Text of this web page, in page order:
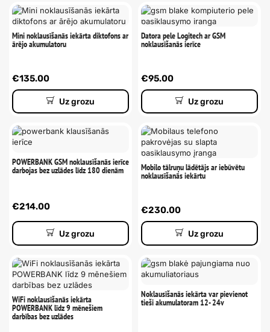
Mini noklausīšanās iekārta diktofons ar
ārējo akumulatoru
€135.00
Uz grozu
Datora pele Logitech ar GSM
noklausīšanās ierīce
€95.00
Uz grozu
POWERBANK GSM noklausīšanās ierīce
darbojas bez uzlādes līdz 180 dienām
€214.00
Uz grozu
Mobilo tālruņu lādētājs ar iebūvētu
noklausīšanās iekārtu
€230.00
Uz grozu
WiFi noklausīšanās iekārta
POWERBANK līdz 9 mēnešiem
darbības bez uzlādes
Noklausīšanās iekārta var pievienot
tieši akumulatoram 12- 24v